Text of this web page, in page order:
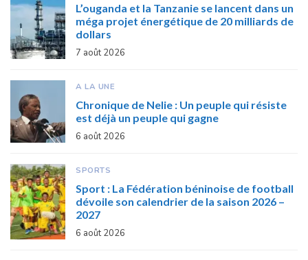
L’ouganda et la Tanzanie se lancent dans un
méga projet énergétique de 20 milliards de
dollars
7 août 2026
A LA UNE
Chronique de Nelie : Un peuple qui résiste
est déjà un peuple qui gagne
6 août 2026
SPORTS
Sport : La Fédération béninoise de football
dévoile son calendrier de la saison 2026 –
2027
6 août 2026